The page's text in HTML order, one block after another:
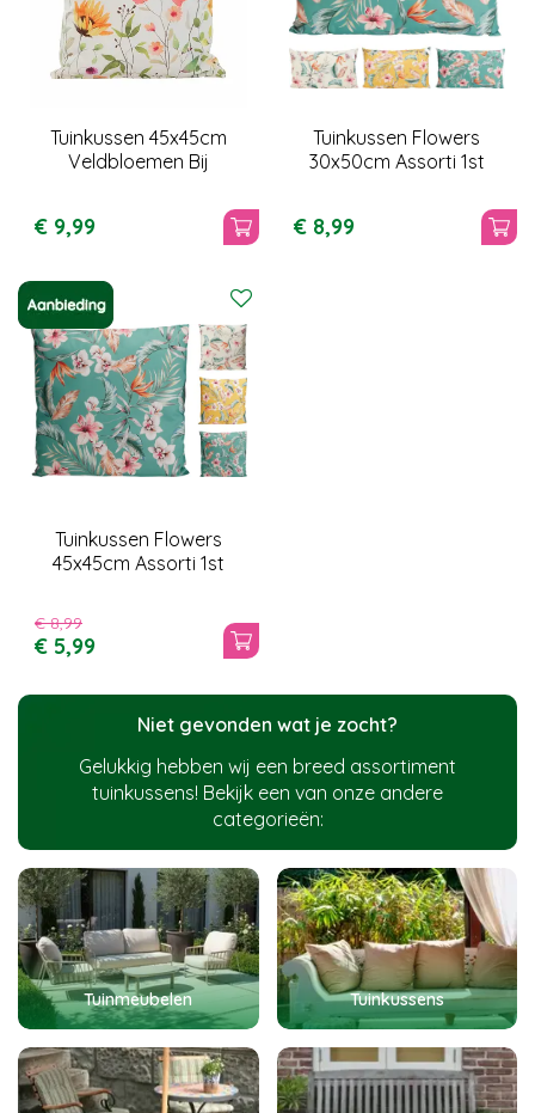
Tuinkussen 45x45cm
Veldbloemen Bij
€ 9,99
Tuinkussen Flowers
30x50cm Assorti 1st
€ 8,99
Tuinkussen Flowers
45x45cm Assorti 1st
€ 8,99
€ 5,99
Niet gevonden wat je zocht?
Gelukkig hebben wij een breed assortiment
tuinkussens! Bekijk een van onze andere
categorieën:
Tuinmeubelen Tuinkussens